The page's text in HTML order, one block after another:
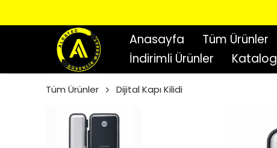
Anasayfa Tüm Ürünler
İndirimli Ürünler
Katalog
Tüm Ürünler Dijital Kapı Kilidi